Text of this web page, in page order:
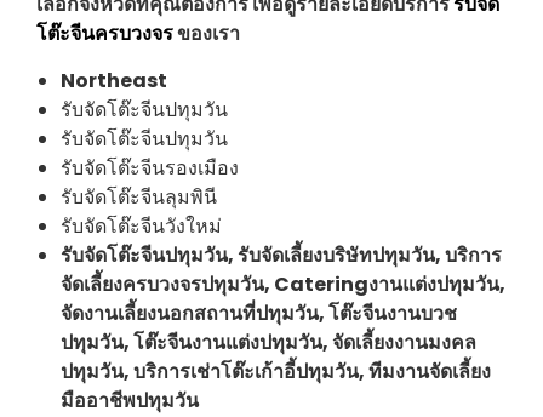
โต๊ะจีนครบวงจรของเรา
Northeast
รับจัดโต๊ะจีนปทุมวัน
รับจัดโต๊ะจีนปทุมวัน
รับจัดโต๊ะจีนรองเมือง
รับจัดโต๊ะจีนลุมพินี
รับจัดโต๊ะจีนวังใหม่
รับจัดโต๊ะจีนปทุมวัน, รับจัดเลี้ยงบริษัทปทุมวัน, บริการ
จัดเลี้ยงครบวงจรปทุมวัน, Cateringงานแต่งปทุมวัน,
จัดงานเลี้ยงนอกสถานที่ปทุมวัน, โต๊ะจีนงานบวช
ปทุมวัน, โต๊ะจีนงานแต่งปทุมวัน, จัดเลี้ยงงานมงคล
ปทุมวัน, บริการเช่าโต๊ะเก้าอี้ปทุมวัน, ทีมงานจัดเลี้ยง
มืออาชีพปทุมวัน